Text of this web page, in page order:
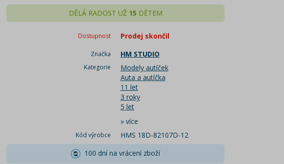
DĚLÁ RADOST UŽ 15 DĚTEM
Dostupnost Prodej skončil
Značka HM STUDIO
Kategorie
Modely autíček
Auta a autíčka
11 let
3 roky
5 let
» více
Kód výrobce
HMS 18D-82107D-12
100 dní na vrácení zboží